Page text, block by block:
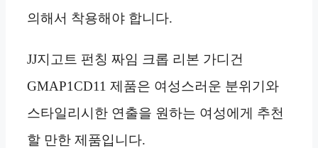
의해서 착용해야 합니다.
JJ지고트 펀칭 짜임 크롭 리본 가디건
GMAP1CD11 제품은 여성스러운 분위기와
스타일리시한 연출을 원하는 여성에게 추천
할 만한 제품입니다.